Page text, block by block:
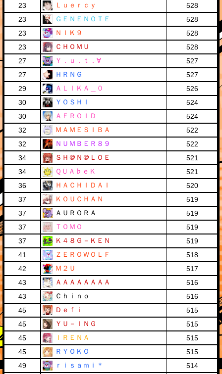
23
Ｌｕｅｒｃｙ
528
23
ＧＥＮＥＮＯＴＥ
528
23
ＮＩＫ９
528
23
ＣＨＯＭＵ
528
27
Ｙ．ｕ．ｔ．∀
527
27
ＨＲＮＧ
527
29
ＡＬＩＫＡ＿０
526
30
ＹＯＳＨＩ
524
30
ＡＦＲＯＩＤ
524
32
ＭＡＭＥＳＩＢＡ
522
32
ＮＵＭＢＥＲ８９
522
34
ＳＨ＠Ｎ＠ＬＯＥ
521
34
ＱＵＡ♭ｅＫ
521
36
ＨＡＣＨＩＤＡＩ
520
37
ＫＯＵＣＨＡＮ
519
37
ＡＵＲＯＲＡ
519
37
ＴＯＭＯ
519
37
Ｋ４８Ｇ－ＫＥＮ
519
41
ＺＥＲＯＷＯＬＦ
518
42
Ｍ２Ｕ
517
43
ＡＡＡＡＡＡＡＡ
516
43
Ｃｈｉｎｏ
516
45
Ｄｅｆｉ
515
45
ＹＵ－ＩＮＧ
515
45
ＩＲＥＮＡ
515
45
ＲＹＯＫＯ
515
49
ｒｉｓａｍｉ＊
514